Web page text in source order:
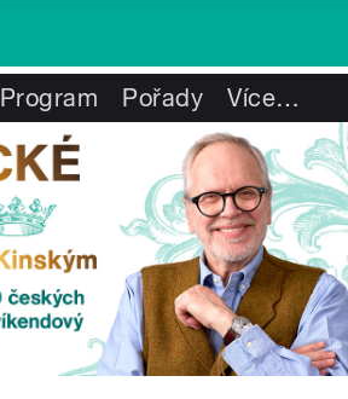
Program Pořady Více…